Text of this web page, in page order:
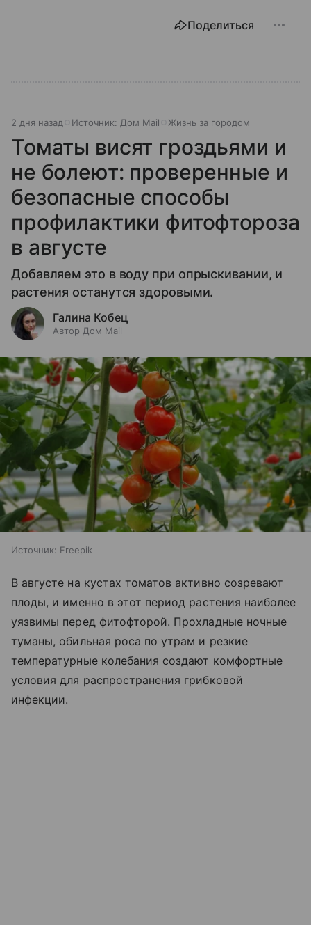
Поделиться
2 дня назад Источник: Дом Mail Жизнь за городом
Томаты висят гроздьями и
не болеют: проверенные и
безопасные способы
профилактики фитофтороза
в августе
Добавляем это в воду при опрыскивании, и
растения останутся здоровыми.
Галина Кобец
Автор Дом Mail
Источник: Freepik
В августе на кустах томатов активно созревают
плоды, и именно в этот период растения наиболее
уязвимы перед фитофторой. Прохладные ночные
туманы, обильная роса по утрам и резкие
температурные колебания создают комфортные
условия для распространения грибковой
инфекции.